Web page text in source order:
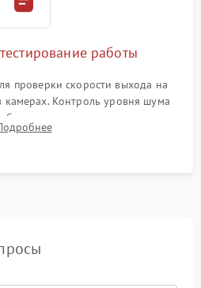
работы
проверки скорости выхода на
камерах. Контроль уровня шума
стенок и корректного
автоматической оттайки.